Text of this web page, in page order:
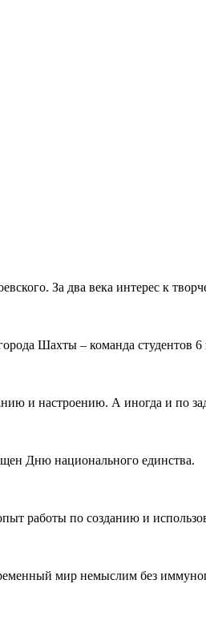
За два века интерес к
Шахты – команда студентов
и настроению. А иногда и по
Дню национального единства.
работы по созданию и
мир немыслим без